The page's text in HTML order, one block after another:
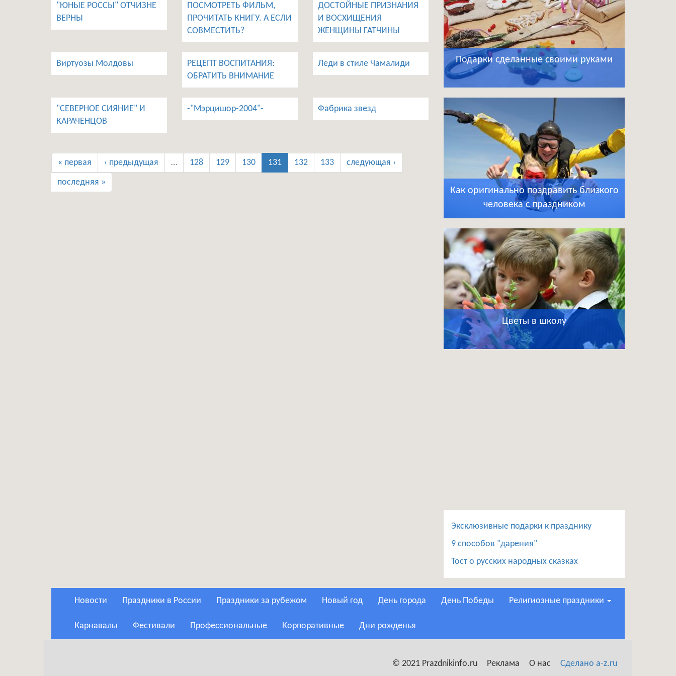
"ЮНЫЕ РОССЫ" ОТЧИЗНЕ
ВЕРНЫ
ПОСМОТРЕТЬ ФИЛЬМ,
ПРОЧИТАТЬ КНИГУ. А ЕСЛИ
СОВМЕСТИТЬ?
ДОСТОЙНЫЕ ПРИЗНАНИЯ
И ВОСХИЩЕНИЯ
ЖЕНЩИНЫ ГАТЧИНЫ
Виртуозы Молдовы
РЕЦЕПТ ВОСПИТАНИЯ:
ОБРАТИТЬ ВНИМАНИЕ
Леди в стиле Чамалиди
"СЕВЕРНОЕ СИЯНИЕ" И
КАРАЧЕНЦОВ
-"Мэрцишор-2004"- Фабрика звезд
« первая ‹ предыдущая … 128 129 130 131 132 133 следующая ›
последняя »
Подарки сделанные своими руками
Как оригинально поздравить близкого
человека с праздником
Цветы в школу
Эксклюзивные подарки к празднику
9 способов "дарения"
Тост о русских народных сказках
Новости Праздники в России Праздники за рубежом Новый год День города День Победы Религиозные праздники
Карнавалы Фестивали Профессиональные Корпоративные Дни рожденья
© 2021 Prazdnikinfo.ru Реклама О нас Сделано a-z.ru